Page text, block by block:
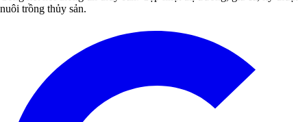
nuôi trồng thủy sản.